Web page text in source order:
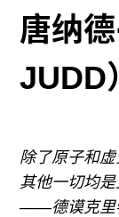
新闻
展评
杂志
ENGLISH
ART &
唐纳
JUDD
除了原子和虚
其他一切均是
——德谟克里